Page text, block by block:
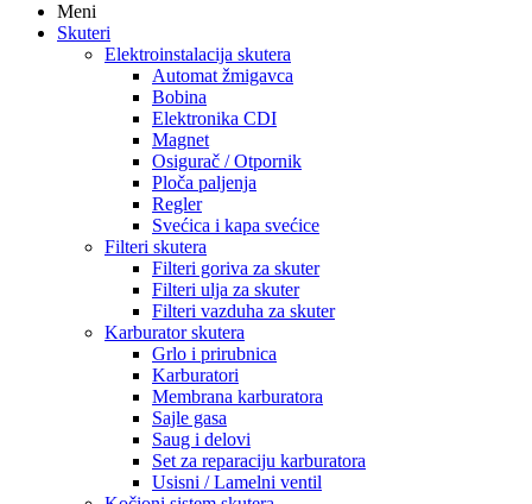
Meni
Skuteri
Elektroinstalacija skutera
Automat žmigavca
Bobina
Elektronika CDI
Magnet
Osigurač / Otpornik
Ploča paljenja
Regler
Svećica i kapa svećice
Filteri skutera
Filteri goriva za skuter
Filteri ulja za skuter
Filteri vazduha za skuter
Karburator skutera
Grlo i prirubnica
Karburatori
Membrana karburatora
Sajle gasa
Saug i delovi
Set za reparaciju karburatora
Usisni / Lamelni ventil